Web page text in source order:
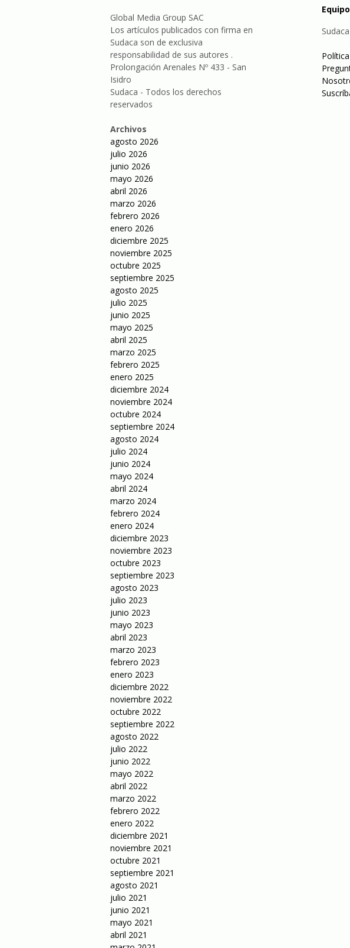
Global Media Group SAC
Los artículos publicados con firma en
Sudaca son de exclusiva
responsabilidad de sus autores .
Prolongación Arenales Nº 433 - San
Isidro
Sudaca - Todos los derechos
reservados
Archivos
agosto 2026
julio 2026
junio 2026
mayo 2026
abril 2026
marzo 2026
febrero 2026
enero 2026
diciembre 2025
noviembre 2025
octubre 2025
septiembre 2025
agosto 2025
julio 2025
junio 2025
mayo 2025
abril 2025
marzo 2025
febrero 2025
enero 2025
diciembre 2024
noviembre 2024
octubre 2024
septiembre 2024
agosto 2024
julio 2024
junio 2024
mayo 2024
abril 2024
marzo 2024
febrero 2024
enero 2024
diciembre 2023
noviembre 2023
octubre 2023
septiembre 2023
agosto 2023
julio 2023
junio 2023
mayo 2023
abril 2023
marzo 2023
febrero 2023
enero 2023
diciembre 2022
noviembre 2022
octubre 2022
septiembre 2022
agosto 2022
julio 2022
junio 2022
mayo 2022
abril 2022
marzo 2022
febrero 2022
enero 2022
diciembre 2021
noviembre 2021
octubre 2021
septiembre 2021
agosto 2021
julio 2021
junio 2021
mayo 2021
abril 2021